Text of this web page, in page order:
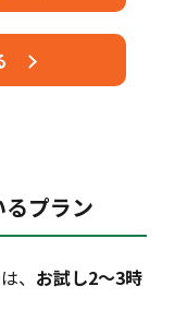
プラン
、 お試し2～3時